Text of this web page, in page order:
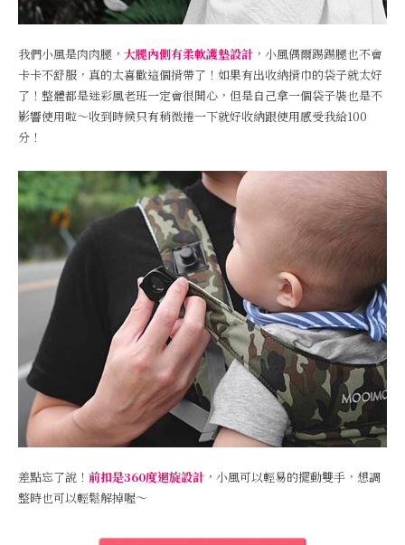
我們小風是肉肉腿， 大腿內側有柔軟護墊設計 ，小風偶爾踢踢腿也不會
卡卡不舒服，真的太喜歡這個揹帶了！如果有出收納揹巾的袋子就太好
了！整體都是迷彩風老班一定會很開心，但是自己拿一個袋子裝也是不
影響使用啦～收到時候只有稍微捲一下就好收納跟使用感受我給100
分！
差點忘了說！ 前扣是360度迴旋設計 ，小風可以輕易的擺動雙手，想調
整時也可以輕鬆解掉喔～